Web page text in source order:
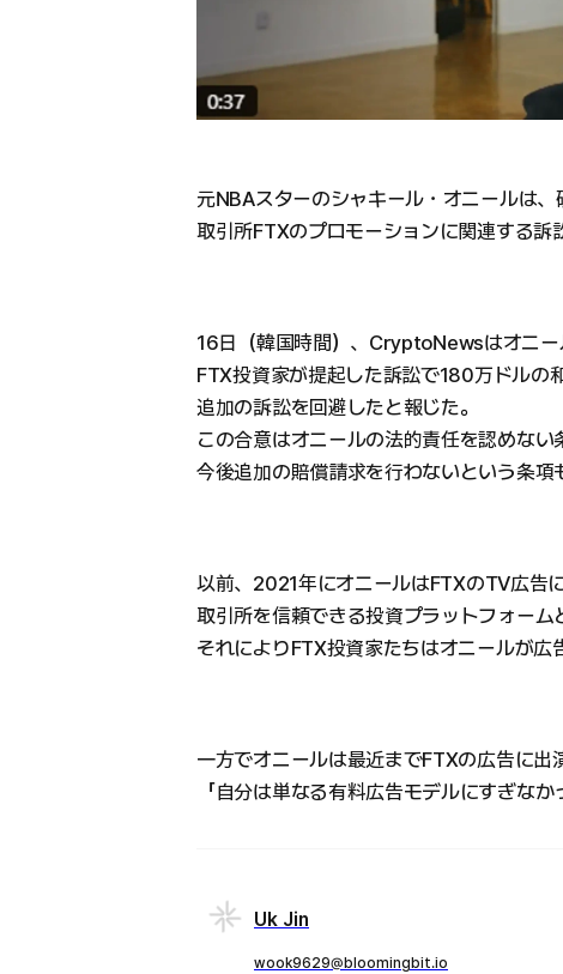
元NBAスターのシャキール・オニールは、
取引所FTXのプロモーションに関連する訴
16日（韓国時間）、CryptoNewsはオニー
FTX投資家が提起した訴訟で180万ドルの
追加の訴訟を回避したと報じた。
この合意はオニールの法的責任を認めない
今後追加の賠償請求を行わないという条項
以前、2021年にオニールはFTXのTV広告に
取引所を信頼できる投資プラットフォーム
それによりFTX投資家たちはオニールが広
一方でオニールは最近までFTXの広告に出
「自分は単なる有料広告モデルにすぎなか
Uk Jin
wook9629@bloomingbit.io